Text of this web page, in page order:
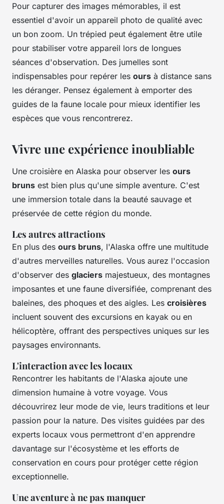
Pour capturer des images mémorables, il est
essentiel d'avoir un appareil photo de qualité avec
un bon zoom. Un trépied peut également être utile
pour stabiliser votre appareil lors de longues
séances d'observation. Des jumelles sont
indispensables pour repérer les ours à distance sans
les déranger. Pensez également à emporter des
guides de la faune locale pour mieux identifier les
espèces que vous rencontrerez.
Vivre une expérience inoubliable
Une croisière en Alaska pour observer les ours
bruns est bien plus qu'une simple aventure. C'est
une immersion totale dans la beauté sauvage et
préservée de cette région du monde.
Les autres attractions
En plus des ours bruns, l'Alaska offre une multitude
d'autres merveilles naturelles. Vous aurez l'occasion
d'observer des glaciers majestueux, des montagnes
imposantes et une faune diversifiée, comprenant des
baleines, des phoques et des aigles. Les croisières
incluent souvent des excursions en kayak ou en
hélicoptère, offrant des perspectives uniques sur les
paysages environnants.
L'interaction avec les locaux
Rencontrer les habitants de l'Alaska ajoute une
dimension humaine à votre voyage. Vous
découvrirez leur mode de vie, leurs traditions et leur
passion pour la nature. Des visites guidées par des
experts locaux vous permettront d'en apprendre
davantage sur l'écosystème et les efforts de
conservation en cours pour protéger cette région
exceptionnelle.
Une aventure à ne pas manquer